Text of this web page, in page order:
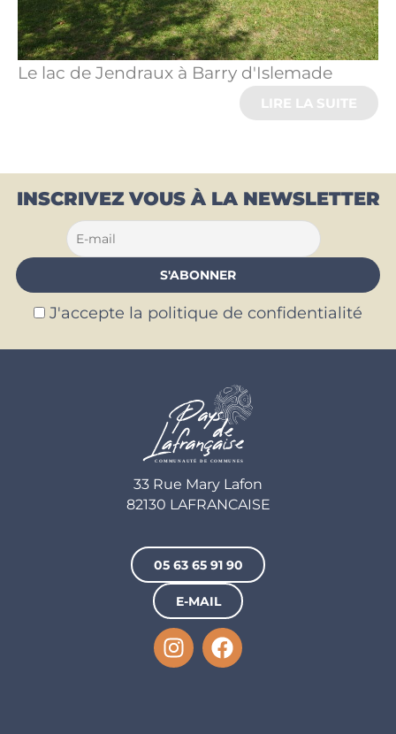
Le lac de Jendraux à Barry d'Islemade
LIRE LA SUITE
INSCRIVEZ VOUS À LA NEWSLETTER
J'accepte la politique de confidentialité
33 Rue Mary Lafon
82130 LAFRANCAISE
05 63 65 91 90
E-MAIL